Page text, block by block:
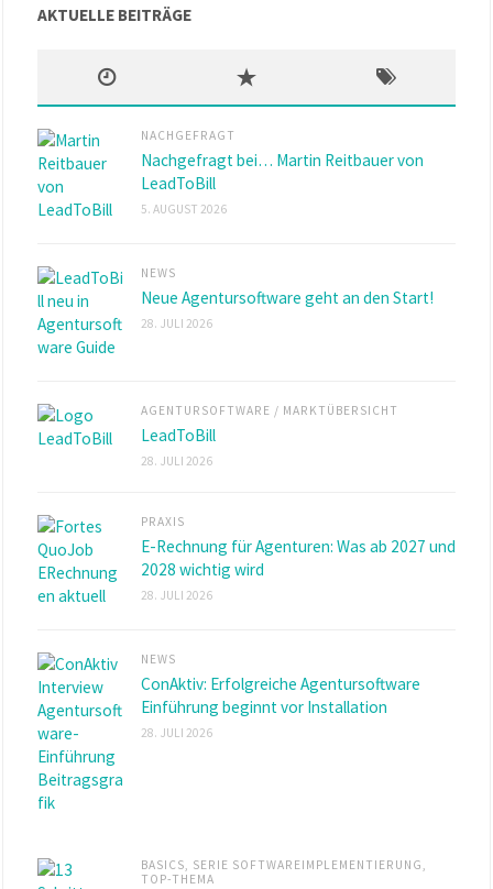
AKTUELLE BEITRÄGE
NACHGEFRAGT
Nachgefragt bei… Martin Reitbauer von
LeadToBill
5. AUGUST 2026
NEWS
Neue Agentursoftware geht an den Start!
28. JULI 2026
AGENTURSOFTWARE / MARKTÜBERSICHT
LeadToBill
28. JULI 2026
PRAXIS
E-Rechnung für Agenturen: Was ab 2027 und
2028 wichtig wird
28. JULI 2026
NEWS
ConAktiv: Erfolgreiche Agentursoftware
Einführung beginnt vor Installation
28. JULI 2026
BASICS, SERIE SOFTWAREIMPLEMENTIERUNG ,
TOP-THEMA